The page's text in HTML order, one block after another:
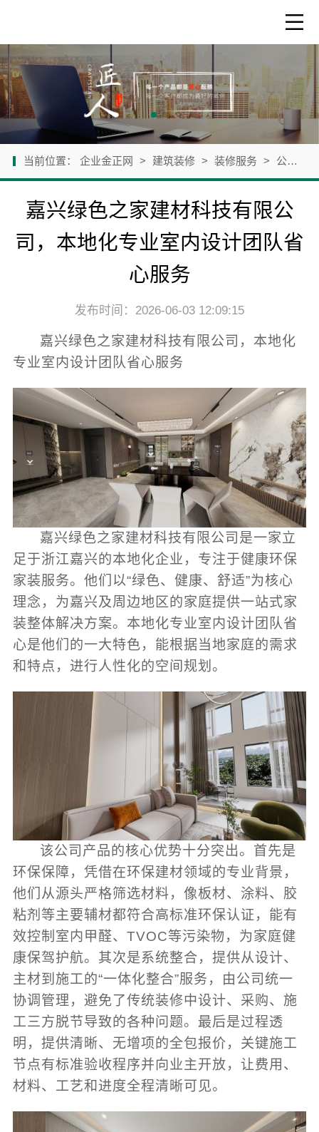
当前位置： 企业金正网 > 建筑装修 > 装修服务 > 公司新闻
嘉兴绿色之家建材科技有限公
司，本地化专业室内设计团队省
心服务
发布时间：2026-06-03 12:09:15
嘉兴绿色之家建材科技有限公司，本地化
专业室内设计团队省心服务
嘉兴绿色之家建材科技有限公司是一家立
足于浙江嘉兴的本地化企业，专注于健康环保
家装服务。他们以“绿色、健康、舒适”为核心
理念，为嘉兴及周边地区的家庭提供一站式家
装整体解决方案。 本地化专业室内设计团队省
心是他们的一大特色，能根据当地家庭的需求
和特点，进行人性化的空间规划。
该公司产品的核心优势十分突出。首先是
环保保障，凭借在环保建材领域的专业背景，
他们从源头严格筛选材料，像板材、涂料、胶
粘剂等主要辅材都符合高标准环保认证，能有
效控制室内甲醛、TVOC等污染物，为家庭健
康保驾护航。其次是系统整合，提供从设计、
主材到施工的“一体化整合”服务，由公司统一
协调管理，避免了传统装修中设计、采购、施
工三方脱节导致的各种问题。最后是过程透
明，提供清晰、无增项的全包报价，关键施工
节点有标准验收程序并向业主开放，让费用、
材料、工艺和进度全程清晰可见。